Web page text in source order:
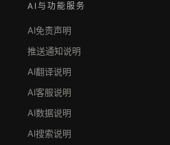
AI与功能服务
AI免责声明
推送通知说明
AI翻译说明
AI客服说明
AI数据说明
AI搜索说明